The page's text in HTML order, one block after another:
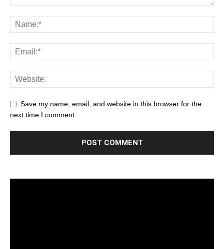
Save my name, email, and website in this browser for the
next time I comment.